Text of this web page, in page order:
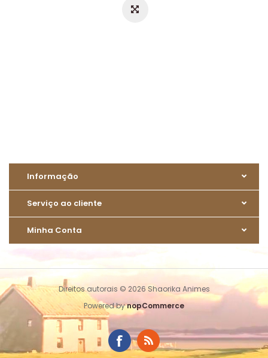
Informação
Serviço ao cliente
Minha Conta
Direitos autorais © 2026 Shaorika Animes
Powered bynopCommerce